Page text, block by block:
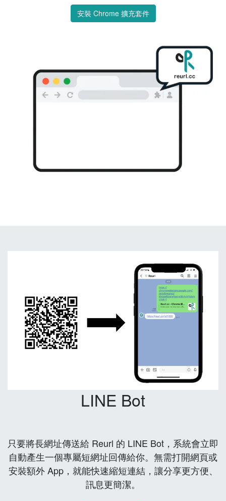
安裝 Chrome 擴充套件
LINE Bot
只要將長網址傳送給 Reurl 的 LINE Bot，系統會立即
自動產生一個專屬短網址回傳給你。無需打開網頁或
安裝額外 App，就能快速縮短連結，讓分享更方便、
訊息更簡潔。